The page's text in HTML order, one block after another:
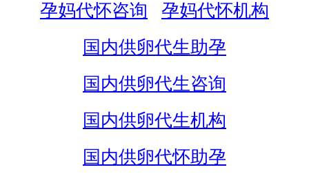
孕妈代怀咨询
孕妈代怀机构
国内供卵代生助孕
国内供卵代生咨询
国内供卵代生机构
国内供卵代怀助孕